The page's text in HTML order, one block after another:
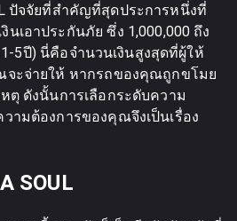
ปัจจัยที่สำคัญที่สุดประการหนึ่งที่
เอาประกันภัย ซึ่ง 1,000,000 ถึง
5ปี) นี่คือจำนวนเงินสูงสุดที่ผู้ให้
ะจ่ายให้ หากรถของคุณถูกขโมย
ตุ ดังนั้นการเลือกระดับความ
ามต้องการของคุณจึงเป็นเรื่อง
SOUL